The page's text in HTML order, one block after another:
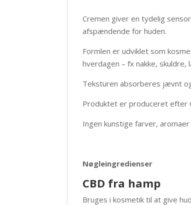
Cremen giver en tydelig
afspændende for huden.
Formlen er udviklet som
hverdagen – fx nakke,
Teksturen absorberes jævnt
Produktet er produceret efter
Ingen kunstige farver,
Nøgleingredienser
CBD fra hamp
Bruges i kosmetik til at give